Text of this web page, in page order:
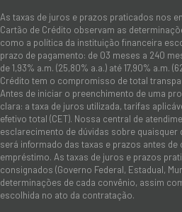
As taxas de juros e prazos praticados nos
Cartão de Crédito observam as
como a política da instituição financeira
prazo de pagamento: de 03 meses a 240
de 1,93% a.m. (25,80% a.a.) até 17,90% a.m.
Crédito tem o compromisso de total
Antes de iniciar o preenchimento de uma
clara: a taxa de juros utilizada, tarifas
efetivo total (CET). Nossa central de
esclarecimento de dúvidas sobre
será informado das taxas e prazos antes
empréstimo. As taxas de juros e prazos
consignados (Governo Federal, Estadual,
determinações de cada convênio, assim
escolhida no ato da contratação.